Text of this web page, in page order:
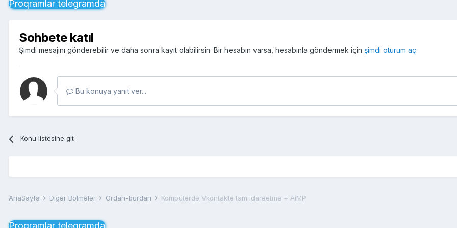
Proqramlar telegramda
Sohbete katıl
Şimdi mesajını gönderebilir ve daha sonra kayıt olabilirsin. Bir hesabın varsa, hesabınla göndermek için şimdi oturum aç.
Bu konuya yanıt ver...
Konu listesine git
AnaSayfa Digər Bölmələr Ordan-burdan Kompüterdə Vkontakte tam idarəetmə + AiMP